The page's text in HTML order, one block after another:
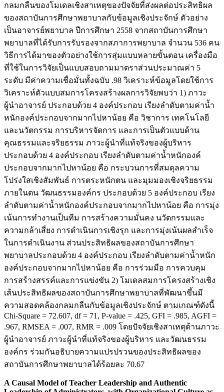
กลมกลืนของโมเดลเชิงสาเหตุของปัจจัยที่ส่งผลต่อประสิทธิผล
ของสถาบันการศึกษาพยาบาลกับข้อมูลเชิงประจักษ์ ตัวอย่าง
เป็นอาจารย์พยาบาล ปีการศึกษา 2558 จากสถาบันการศึกษา
พยาบาลที่ได้รับการรับรองจากสภาการพยาบาล จำนวน 536 คน
วิธีการได้มาของตัวอย่างใช้การสุ่มแบบหลายขั้นตอน เครื่องมือ
ที่ใช้ในการวิจัยเป็นแบบสอบถามมาตราส่วนประมาณค่า 5
ระดับ มีค่าความเชื่อมั่นทั้งฉบับ .98 วิเคราะห์ข้อมูลโดยใช้การ
วิเคราะห์ตัวแบบสมการโครงสร้างผลการวิจัยพบว่า 1) ภาวะ
ผู้นำอาจารย์ ประกอบด้วย 4 องค์ประกอบ เรียงลำดับตามค่าน้ำ
หนักองค์ประกอบจากมากไปหาน้อย คือ วิชาการ เทคโนโลยี
และนวัตกรรม การบริหารจัดการ และการเป็นตัวแบบด้าน
คุณธรรมและจริยธรรม ภาวะผู้นำที่แท้จริงของผู้บริหาร
ประกอบด้วย 4 องค์ประกอบ เรียงลำดับตามค่าน้ำหนักองค์
ประกอบจากมากไปหาน้อย คือ กระบวนการที่สมดุลความ
โปร่งใสเชิงสัมพันธ์ การตระหนักตน และมุมมองเชิงจริยธรรม
ภายในตน วัฒนธรรมองค์กร ประกอบด้วย 5 องค์ประกอบ เรียง
ลำดับตามค่าน้ำหนักองค์ประกอบจากมากไปหาน้อย คือ การมุ่ง
เน้นการทำงานเป็นทีม การสร้างความมั่นคง นวัตกรรมและ
ความกล้าเสี่ยง การดำเนินการเชิงรุก และการมุ่งเน้นผลสำเร็จ
ในการดำเนินงาน ส่วนประสิทธิผลของสถาบันการศึกษา
พยาบาลประกอบด้วย 4 องค์ประกอบ เรียงลำดับตามค่าน้ำหนัก
องค์ประกอบจากมากไปหาน้อย คือ การร่วมมือ การควบคุม
การสร้างสรรค์และการแข่งขัน 2) โมเดลสมการโครงสร้างเชิง
เส้นประสิทธิผลของสถาบันการศึกษาพยาบาลที่พัฒนาขึ้นมี
ความสอดคล้องกลมกลืนกับข้อมูลเชิงประจักษ์ ตามเกณฑ์ดังนี้
Chi-Square = 72.607, df = 71, P-value = .425, GFI = .985, AGFI =
.967, RMSEA = .007, RMR = .009 โดยปัจจัยเชิงสาเหตุด้านภาวะ
ผู้นำอาจารย์ ภาวะผู้นำที่แท้จริงของผู้บริหาร และวัฒนธรรม
องค์กร ร่วมกันอธิบายความแปรปรวนของประสิทธิผลของ
สถาบันการศึกษาพยาบาลได้ร้อยละ 70.67
A Causal Model of Teacher Leadership and Authentic